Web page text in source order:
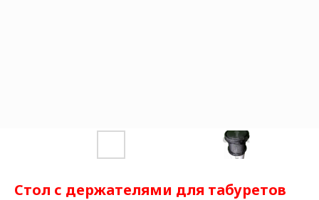
Стол с держателями для табуретов